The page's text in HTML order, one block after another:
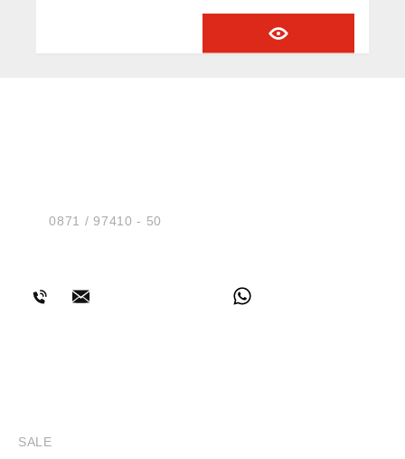
Tel.:0871 / 97410 - 50
SALE